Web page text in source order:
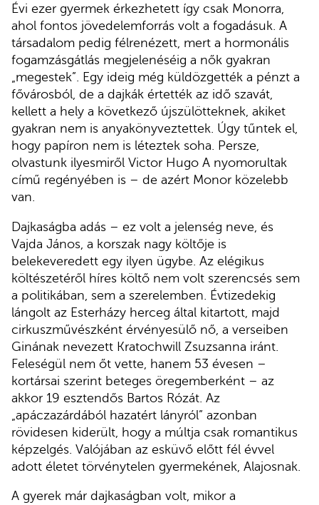
Évi ezer gyermek érkezhetett így csak Monorra,
ahol fontos jövedelemforrás volt a fogadásuk. A
társadalom pedig félrenézett, mert a hormonális
fogamzásgátlás megjelenéséig a nők gyakran
„megestek”. Egy ideig még küldözgették a pénzt a
fővárosból, de a dajkák értették az idő szavát,
kellett a hely a következő újszülötteknek, akiket
gyakran nem is anyakönyveztettek. Úgy tűntek el,
hogy papíron nem is léteztek soha. Persze,
olvastunk ilyesmiről Victor Hugo A nyomorultak
című regényében is – de azért Monor közelebb
van.
Dajkaságba adás – ez volt a jelenség neve, és
Vajda János, a korszak nagy költője is
belekeveredett egy ilyen ügybe. Az elégikus
költészetéről híres költő nem volt szerencsés sem
a politikában, sem a szerelemben. Évtizedekig
lángolt az Esterházy herceg által kitartott, majd
cirkuszművészként érvényesülő nő, a verseiben
Ginának nevezett Kratochwill Zsuzsanna iránt.
Feleségül nem őt vette, hanem 53 évesen –
kortársai szerint beteges öregemberként – az
akkor 19 esztendős Bartos Rózát. Az
„apáczazárdából hazatért lányról” azonban
rövidesen kiderült, hogy a múltja csak romantikus
képzelgés. Valójában az esküvő előtt fél évvel
adott életet törvénytelen gyermekének, Alajosnak.
A gyerek már dajkaságban volt, mikor a